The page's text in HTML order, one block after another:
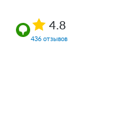
4.8
436 отзывов